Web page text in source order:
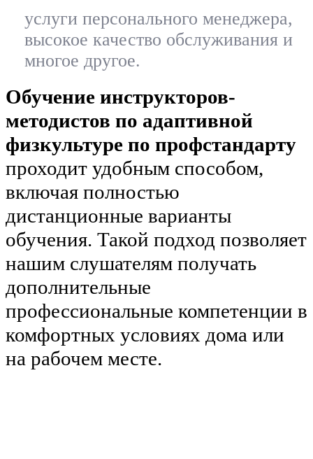
услуги персонального менеджера,
высокое качество обслуживания и
многое другое.
Обучение инструкторов-
методистов по адаптивной
физкультуре по профстандарту
проходит удобным способом,
включая полностью
дистанционные варианты
обучения. Такой подход позволяет
нашим слушателям получать
дополнительные
профессиональные компетенции в
комфортных условиях дома или
на рабочем месте.